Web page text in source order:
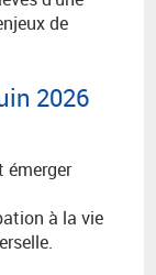
de
2026
émerger
à la vie